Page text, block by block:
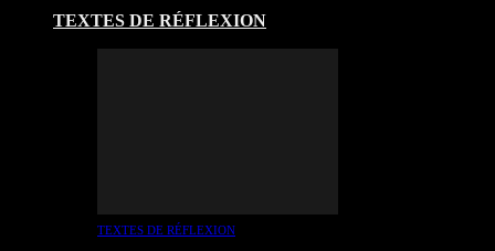
TEXTES DE RÉFLEXION
TEXTES DE RÉFLEXION